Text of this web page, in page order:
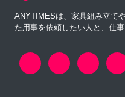
ANYTIMESは、家具組み立て
た用事を依頼したい人と、仕